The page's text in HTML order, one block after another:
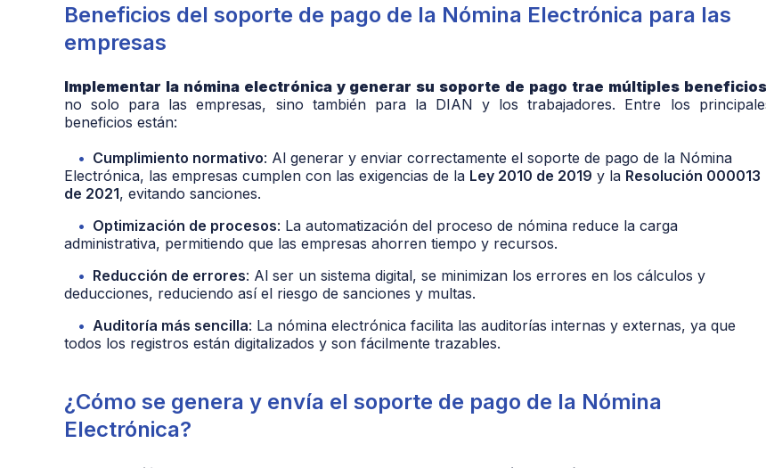
Beneficios del soporte de pago de la Nómina Electrónica para las
empresas
Implementar la nómina electrónica y generar su soporte de pago trae múltiples
no solo para las empresas, sino también para la DIAN y los trabajadores. Entre los
beneficios están:
Cumplimiento normativo: Al generar y enviar correctamente el soporte de pago de la Nómina
Electrónica, las empresas cumplen con las exigencias de la Ley 2010 de 2019 y la Resolución 000013
de 2021, evitando sanciones.
Optimización de procesos: La automatización del proceso de nómina reduce la carga
administrativa, permitiendo que las empresas ahorren tiempo y recursos.
Reducción de errores: Al ser un sistema digital, se minimizan los errores en los cálculos y
deducciones, reduciendo así el riesgo de sanciones y multas.
Auditoría más sencilla: La nómina electrónica facilita las auditorías internas y externas, ya que
todos los registros están digitalizados y son fácilmente trazables.
¿Cómo se genera y envía el soporte de pago de la Nómina
Electrónica?